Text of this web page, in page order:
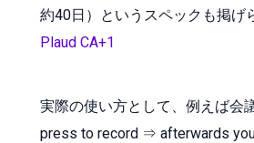
約40日）というスペックも掲げ
Plaud CA+1
実際の使い方として、例えば会
press to record ⇒ afterwards